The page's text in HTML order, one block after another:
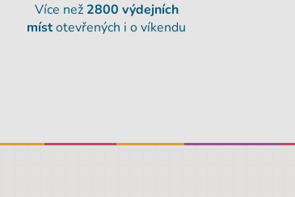
Více než 2800 výdejních
místotevřených i o víkendu